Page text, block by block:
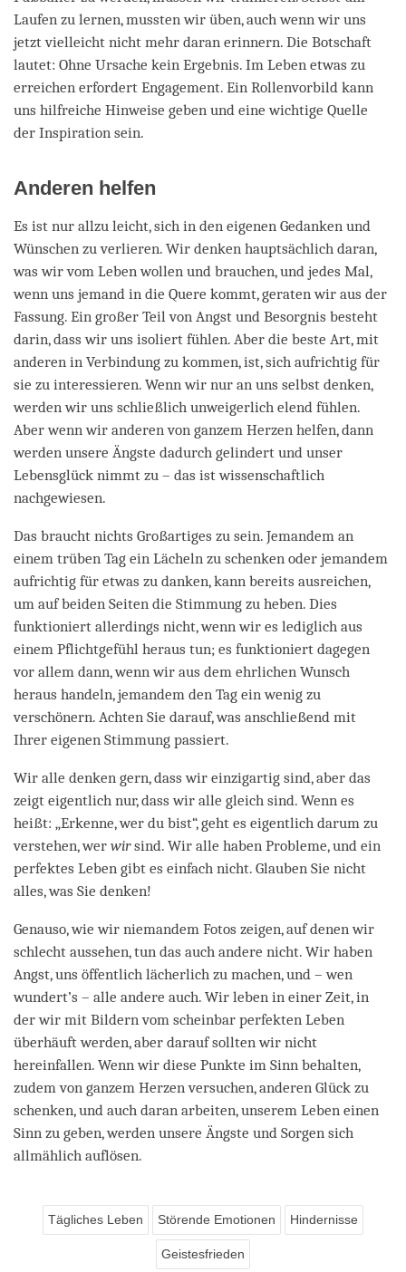
Laufen zu lernen, mussten wir üben, auch wenn wir uns
jetzt vielleicht nicht mehr daran erinnern. Die Botschaft
lautet: Ohne Ursache kein Ergebnis. Im Leben etwas zu
erreichen erfordert Engagement. Ein Rollenvorbild kann
uns hilfreiche Hinweise geben und eine wichtige Quelle
der Inspiration sein.
Anderen helfen
Es ist nur allzu leicht, sich in den eigenen Gedanken und
Wünschen zu verlieren. Wir denken hauptsächlich daran,
was wir vom Leben wollen und brauchen, und jedes Mal,
wenn uns jemand in die Quere kommt, geraten wir aus der
Fassung. Ein großer Teil von Angst und Besorgnis besteht
darin, dass wir uns isoliert fühlen. Aber die beste Art, mit
anderen in Verbindung zu kommen, ist, sich aufrichtig für
sie zu interessieren. Wenn wir nur an uns selbst denken,
werden wir uns schließlich unweigerlich elend fühlen.
Aber wenn wir anderen von ganzem Herzen helfen, dann
werden unsere Ängste dadurch gelindert und unser
Lebensglück nimmt zu – das ist wissenschaftlich
nachgewiesen.
Das braucht nichts Großartiges zu sein. Jemandem an
einem trüben Tag ein Lächeln zu schenken oder jemandem
aufrichtig für etwas zu danken, kann bereits ausreichen,
um auf beiden Seiten die Stimmung zu heben. Dies
funktioniert allerdings nicht, wenn wir es lediglich aus
einem Pflichtgefühl heraus tun; es funktioniert dagegen
vor allem dann, wenn wir aus dem ehrlichen Wunsch
heraus handeln, jemandem den Tag ein wenig zu
verschönern. Achten Sie darauf, was anschließend mit
Ihrer eigenen Stimmung passiert.
Wir alle denken gern, dass wir einzigartig sind, aber das
zeigt eigentlich nur, dass wir alle gleich sind. Wenn es
heißt: „Erkenne, wer du bist“, geht es eigentlich darum zu
verstehen, wer wirsind. Wir alle haben Probleme, und ein
perfektes Leben gibt es einfach nicht. Glauben Sie nicht
alles, was Sie denken!
Genauso, wie wir niemandem Fotos zeigen, auf denen wir
schlecht aussehen, tun das auch andere nicht. Wir haben
Angst, uns öffentlich lächerlich zu machen, und – wen
wundert’s – alle andere auch. Wir leben in einer Zeit, in
der wir mit Bildern vom scheinbar perfekten Leben
überhäuft werden, aber darauf sollten wir nicht
hereinfallen. Wenn wir diese Punkte im Sinn behalten,
zudem von ganzem Herzen versuchen, anderen Glück zu
schenken, und auch daran arbeiten, unserem Leben einen
Sinn zu geben, werden unsere Ängste und Sorgen sich
allmählich auflösen.
Tägliches Leben Störende Emotionen Hindernisse
Geistesfrieden